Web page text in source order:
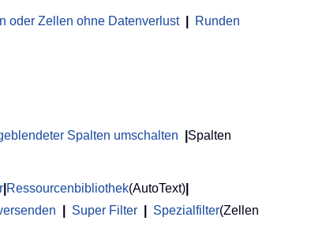
oder Zellen ohne Datenverlust
Runden
Spalten umschalten
Spalten
Ressourcenbibliothek(AutoText)
Super Filter Spezialfilter(Zellen